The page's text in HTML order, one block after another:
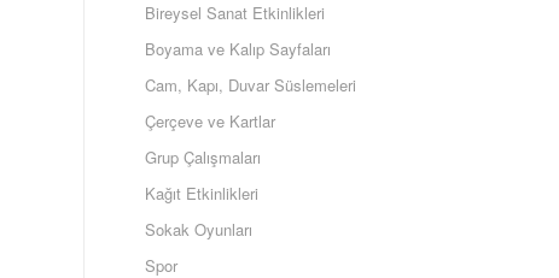
Bireysel Sanat Etkinlikleri
Boyama ve Kalıp Sayfaları
Cam, Kapı, Duvar Süslemeleri
Çerçeve ve Kartlar
Grup Çalışmaları
Kağıt Etkinlikleri
Sokak Oyunları
Spor